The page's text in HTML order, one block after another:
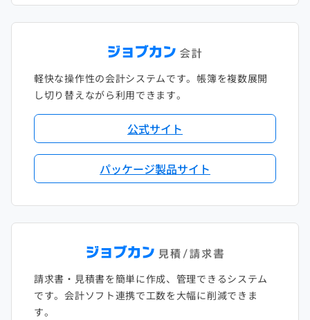
軽快な操作性の会計システムです。帳簿を複数展開
し切り替えながら利用できます。
公式サイト
パッケージ製品サイト
請求書・見積書を簡単に作成、管理できるシステム
です。会計ソフト連携で工数を大幅に削減できま
す。